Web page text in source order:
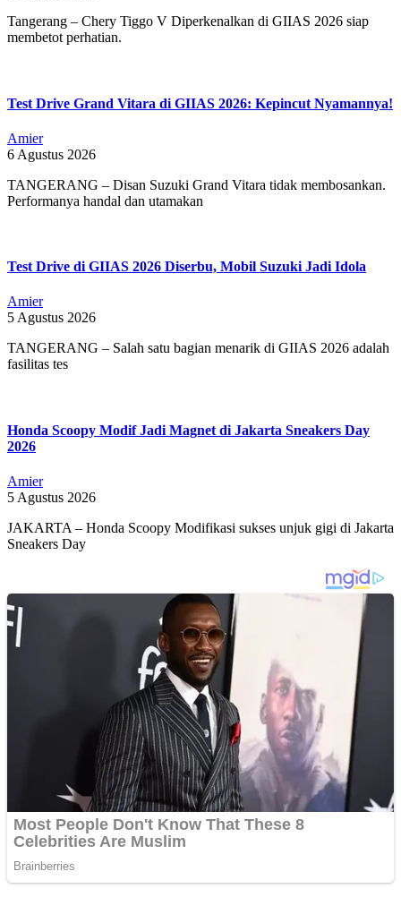
Tangerang – Chery Tiggo V Diperkenalkan di GIIAS 2026 siap
membetot perhatian.
Test Drive Grand Vitara di GIIAS 2026: Kepincut Nyamannya!
Amier
6 Agustus 2026
TANGERANG – Disan Suzuki Grand Vitara tidak membosankan.
Performanya handal dan utamakan
Test Drive di GIIAS 2026 Diserbu, Mobil Suzuki Jadi Idola
Amier
5 Agustus 2026
TANGERANG – Salah satu bagian menarik di GIIAS 2026 adalah
fasilitas tes
Honda Scoopy Modif Jadi Magnet di Jakarta Sneakers Day
2026
Amier
5 Agustus 2026
JAKARTA – Honda Scoopy Modifikasi sukses unjuk gigi di Jakarta
Sneakers Day